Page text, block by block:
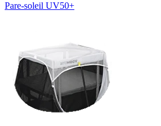
Pare-soleil UV50+